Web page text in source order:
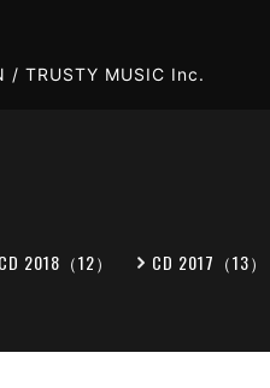
/ TRUSTY MUSIC Inc.
CD 2018（12） CD 2017（13）